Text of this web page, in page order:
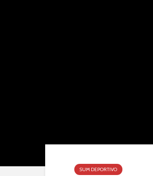
SUM DEPORTIVO